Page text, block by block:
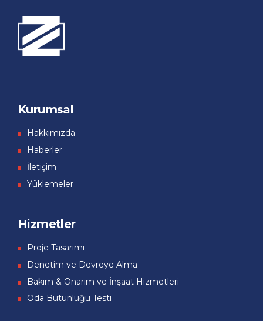
Kurumsal
Hakkımızda
Haberler
İletişim
Yüklemeler
Hizmetler
Proje Tasarımı
Denetim ve Devreye Alma
Bakım & Onarım ve İnşaat Hizmetleri
Oda Bütünlüğü Testi